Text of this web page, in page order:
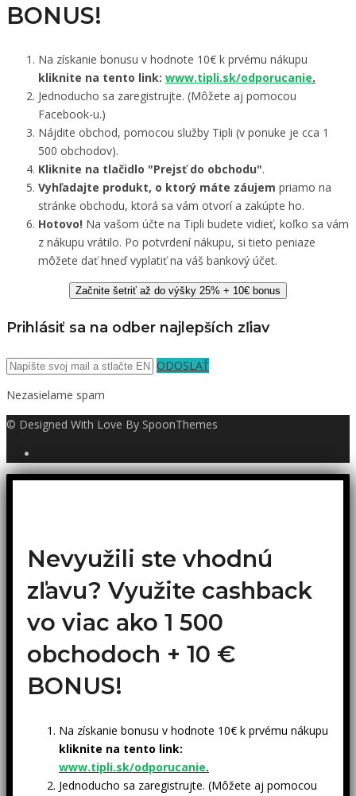
BONUS!
Na získanie bonusu v hodnote 10€ k prvému nákupu
kliknite na tento link: www.tipli.sk/odporucanie.
Jednoducho sa zaregistrujte. (Môžete aj pomocou
Facebook-u.)
Nájdite obchod, pomocou služby Tipli (v ponuke je cca 1
500 obchodov).
Kliknite na tlačidlo "Prejsť do obchodu".
Vyhľadajte produkt, o ktorý máte záujem priamo na
stránke obchodu, ktorá sa vám otvorí a zakúpte ho.
Hotovo! Na vašom účte na Tipli budete vidieť, koľko sa vám
z nákupu vrátilo. Po potvrdení nákupu, si tieto peniaze
môžete dať hneď vyplatiť na váš bankový účet.
Začnite šetriť až do výšky 25% + 10€ bonus
Prihlásiť sa na odber najlepších zľiav
ODOSLAŤ
Nezasielame spam
© Designed With Love By SpoonThemes
Nevyužili ste vhodnú
zľavu? Využite cashback
vo viac ako 1 500
obchodoch + 10 €
BONUS!
Na získanie bonusu v hodnote 10€ k prvému nákupu
kliknite na tento link:
www.tipli.sk/odporucanie.
Jednoducho sa zaregistrujte. (Môžete aj pomocou